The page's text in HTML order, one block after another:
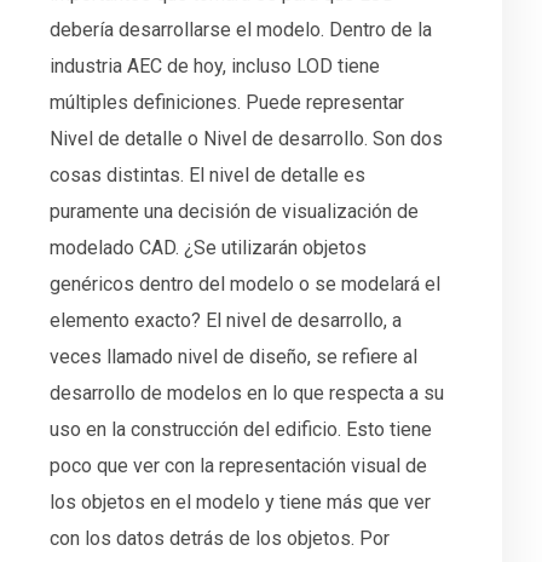
debería desarrollarse el modelo. Dentro de la
industria AEC de hoy, incluso LOD tiene
múltiples definiciones. Puede representar
Nivel de detalle o Nivel de desarrollo. Son dos
cosas distintas. El nivel de detalle es
puramente una decisión de visualización de
modelado CAD. ¿Se utilizarán objetos
genéricos dentro del modelo o se modelará el
elemento exacto? El nivel de desarrollo, a
veces llamado nivel de diseño, se refiere al
desarrollo de modelos en lo que respecta a su
uso en la construcción del edificio. Esto tiene
poco que ver con la representación visual de
los objetos en el modelo y tiene más que ver
con los datos detrás de los objetos. Por